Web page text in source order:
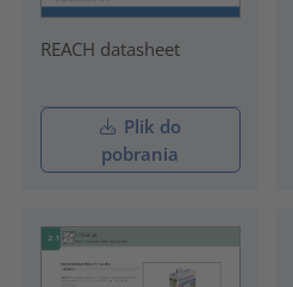
REACH datasheet
Plik do
pobrania